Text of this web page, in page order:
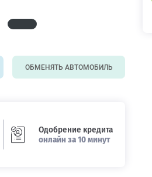
ОБМЕНЯТЬ АВТОМОБИЛЬ
Одобрение кредита
онлайн за 10 минут